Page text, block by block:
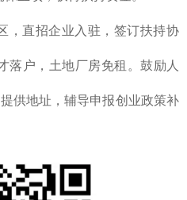
，直招企业入驻，签订扶持协
落户，土地厂房免租。鼓励人
供地址，辅导申报创业政策补